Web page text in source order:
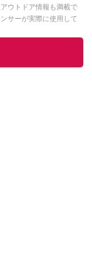
ウトドア情報も満載で
サーが実際に使用して